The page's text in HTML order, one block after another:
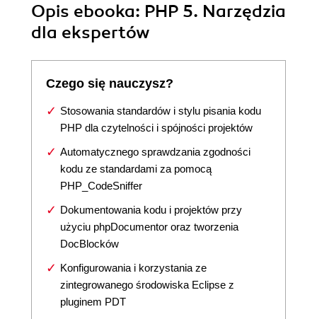
Opis ebooka: PHP 5. Narzędzia
dla ekspertów
Czego się nauczysz?
Stosowania standardów i stylu pisania kodu
PHP dla czytelności i spójności projektów
Automatycznego sprawdzania zgodności
kodu ze standardami za pomocą
PHP_CodeSniffer
Dokumentowania kodu i projektów przy
użyciu phpDocumentor oraz tworzenia
DocBlocków
Konfigurowania i korzystania ze
zintegrowanego środowiska Eclipse z
pluginem PDT